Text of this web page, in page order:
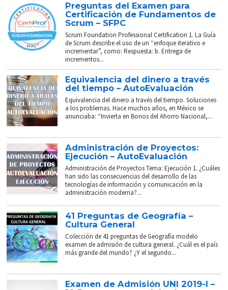
Preguntas del Examen para
Certificación de Fundamentos de
Scrum – SFPC
Scrum Foundation Professional Certification 1. La Guía
de Scrum describe el uso de un “enfoque iterativo e
incrementar”, como: Respuesta: b. Entrega de
incrementos...
Equivalencia del dinero a través
del tiempo – AutoEvaluación
Equivalencia del dinero a través del tiempo. Soluciones
a los problemas. Hace muchos años, en México se
anunciaba: “Invierta en Bonos del Ahorro Nacional,...
Administración de Proyectos:
Ejecución – AutoEvaluación
Administración de Proyectos Tema: Ejecución 1. ¿Cuáles
han sido las consecuencias del desarrollo de las
tecnologías de información y comunicación en la
administración moderna?...
41 Preguntas de Geografía –
Cultura General
Colección de 41 preguntas de Geografía modelo
examen de admisión de cultura general. ¿Cuál es el país
más grande del mundo? ¿Y el segundo...
Examen de Admisión UNI 2019-I –